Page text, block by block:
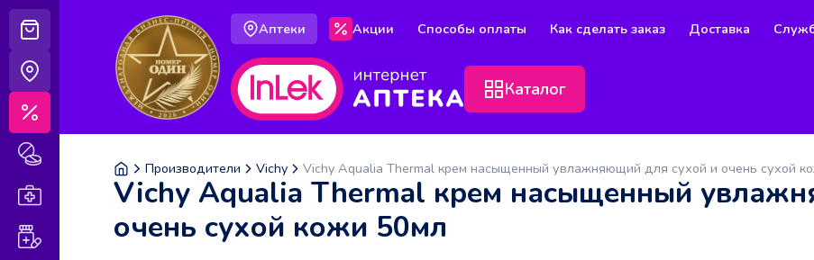
Витамины и БАДы
Аптеки Акции Способы оплаты Как сделать заказ Доставка
Каталог
Производители Vichy Vichy Aqualia Thermal крем насыщенный увлажняющий для сухой и очень сухой
Vichy Aqualia Thermal крем насыщенный
очень сухой кожи 50мл